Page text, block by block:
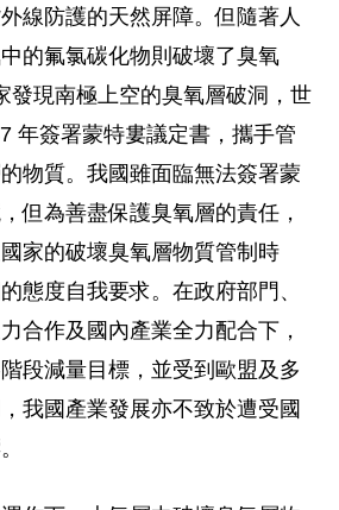
線防護的天然屏障。但隨著人
的氟氯碳化物則破壞了臭氧
發現南極上空的臭氧層破洞，世
年簽署蒙特婁議定書，攜手管
物質。我國雖面臨無法簽署蒙
但為善盡保護臭氧層的責任，
家的破壞臭氧層物質管制時
態度自我要求。在政府部門、
合作及國內產業全力配合下，
段減量目標，並受到歐盟及多
我國產業發展亦不致於遭受國